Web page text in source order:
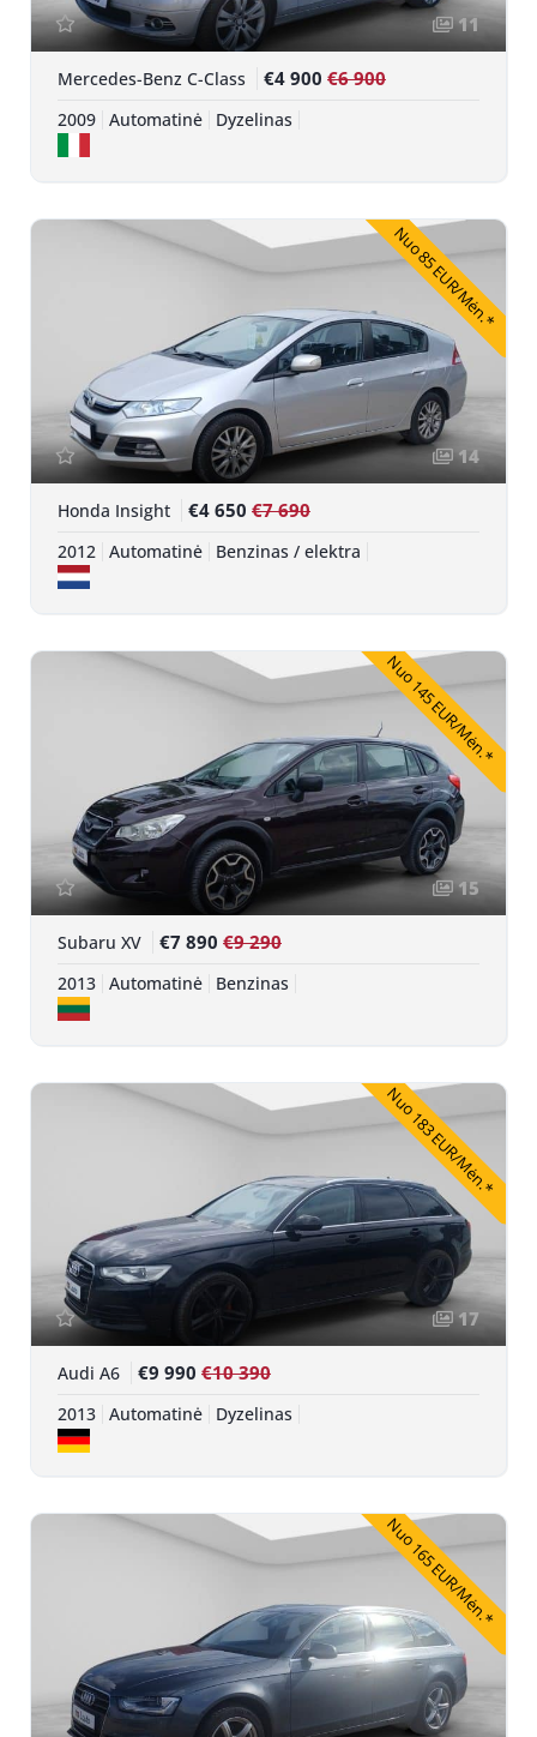
11
Mercedes-Benz C-Class €4 900 €6 900
2009 Automatinė Dyzelinas
Nuo 85 EUR/Mėn.*
14
Honda Insight €4 650 €7 690
2012 Automatinė Benzinas / elektra
Nuo 145 EUR/Mėn.*
15
Subaru XV €7 890 €9 290
2013 Automatinė Benzinas
Nuo 183 EUR/Mėn.*
17
Audi A6 €9 990 €10 390
2013 Automatinė Dyzelinas
Nuo 165 EUR/Mėn.*